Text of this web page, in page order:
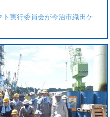
実行委員会が今治市織田ケ